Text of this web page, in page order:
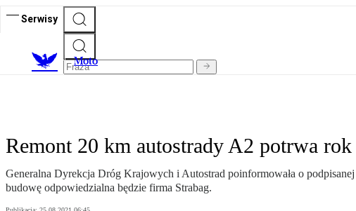
Serwisy
Moto
Remont 20 km autostrady A2 potrwa rok
Generalna Dyrekcja Dróg Krajowych i Autostrad poinformowała o
budowę odpowiedzialna będzie firma Strabag.